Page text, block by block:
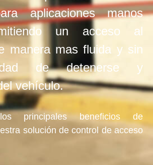
aplicaciones manos
un acceso al
manera mas fluida y sin
de detenerse y
vehículo.
principales beneficios de
solución de control de acceso